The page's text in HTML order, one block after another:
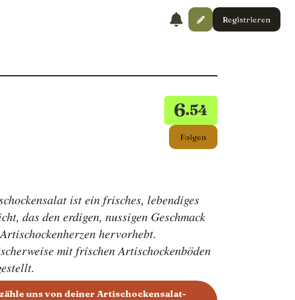
Registrieren
6.54
Folgen
ist ein frisches, lebendiges
das den erdigen, nussigen Geschmack
hervorhebt.
mit frischen Artischockenböden
uns von deiner Artischockensalat-